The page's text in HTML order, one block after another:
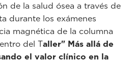
de la salud ósea a través de
durante los exámenes
magnética de la columna
del Taller" Más allá de
el valor clínico en la